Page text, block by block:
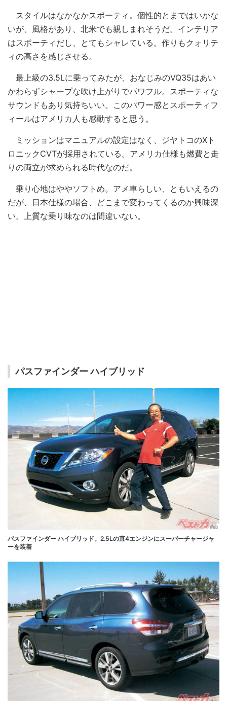
スタイルはなかなかスポーティ。個性的とまではいかな
いが、風格があり、北米でも親しまれそうだ。インテリア
はスポーティだし、とてもシャレている。作りもクォリテ
ィの高さを感じさせる。
最上級の3.5Lに乗ってみたが、おなじみのVQ35はあい
かわらずシャープな吹け上がりでパワフル。スポーティな
サウンドもあり気持ちいい。このパワー感とスポーティフ
ィールはアメリカ人も感動すると思う。
ミッションはマニュアルの設定はなく、ジヤトコのXト
ロニックCVTが採用されている。アメリカ仕様も燃費と走
りの両立が求められる時代なのだ。
乗り心地はややソフトめ。アメ車らしい、ともいえるの
だが、日本仕様の場合、どこまで変わってくるのか興味深
い。上質な乗り味なのは間違いない。
パスファインダー ハイブリッド
パスファインダー ハイブリッド。2.5Lの直4エンジンにスーパーチャージャ
ーを装着